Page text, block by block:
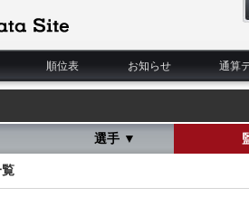
順位表 お知らせ 通算
選手 ▼